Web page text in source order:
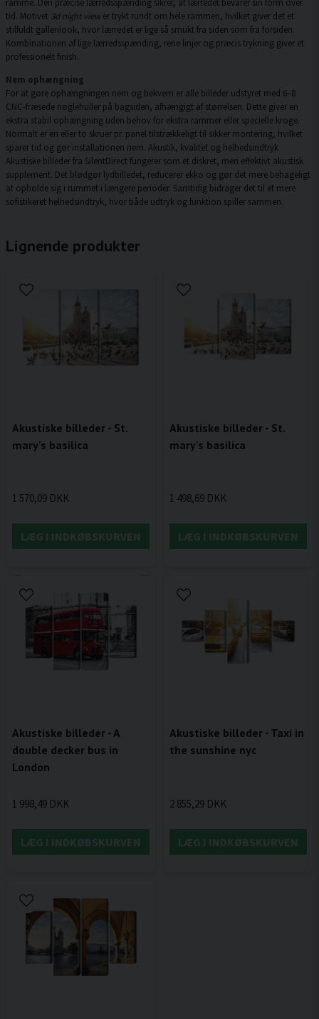
tid. Motivet 3d night viewer trykt rundt om hele rammen, hvilket giver det et
stilfuldt gallerilook, hvor lærredet er lige så smukt fra siden som fra forsiden.
Kombinationen af lige lærredsspænding, rene linjer og præcis trykning giver et
professionelt finish.
Nem ophængning
For at gøre ophængningen nem og bekvem er alle billeder udstyret med 6–8
CNC-fræsede nøglehuller på bagsiden, afhængigt af størrelsen. Dette giver en
ekstra stabil ophængning uden behov for ekstra rammer eller specielle kroge.
Normalt er en eller to skruer pr. panel tilstrækkeligt til sikker montering, hvilket
sparer tid og gør installationen nem. Akustik, kvalitet og helhedsindtryk
Akustiske billeder fra SilentDirect fungerer som et diskret, men effektivt akustisk
supplement. Det blødgør lydbilledet, reducerer ekko og gør det mere behageligt
at opholde sig i rummet i længere perioder. Samtidig bidrager det til et mere
sofistikeret helhedsindtryk, hvor både udtryk og funktion spiller sammen.
Lignende produkter
Akustiske billeder - St.
mary's basilica
1 570,09 DKK
LÆG I INDKØBSKURVEN
Akustiske billeder - St.
mary's basilica
1 498,69 DKK
LÆG I INDKØBSKURVEN
Akustiske billeder - A
double decker bus in
London
1 998,49 DKK
LÆG I INDKØBSKURVEN
Akustiske billeder - Taxi in
the sunshine nyc
2 855,29 DKK
LÆG I INDKØBSKURVEN